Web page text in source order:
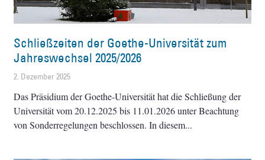
Schließzeiten der Goethe-Universität zum
Jahreswechsel 2025/2026
2. Dezember 2025
Das Präsidium der Goethe-Universität hat die Schließung der
Universität vom 20.12.2025 bis 11.01.2026 unter Beachtung
von Sonderregelungen beschlossen. In diesem